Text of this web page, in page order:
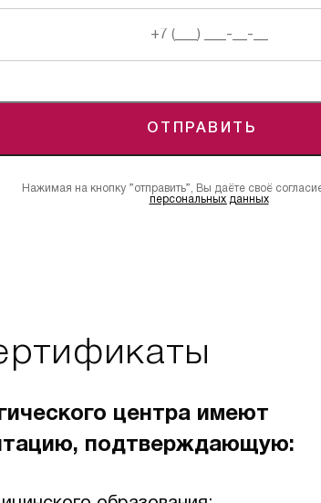
ОТПРАВИТЬ
Нажимая на кнопку ”отправить”, Вы даёте своё
персональных данных
центра имеют
подтверждающую: